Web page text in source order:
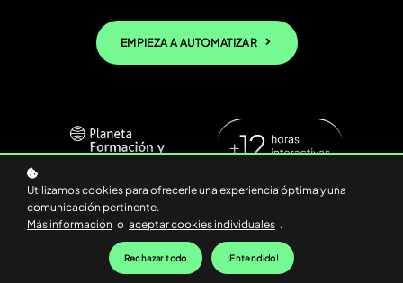
EMPIEZA A AUTOMATIZAR
Utilizamos cookies para ofrecerle una experiencia óptima y una
comunicación pertinente.
Más información o aceptar cookies individuales .
Rechazar todo ¡Entendido!